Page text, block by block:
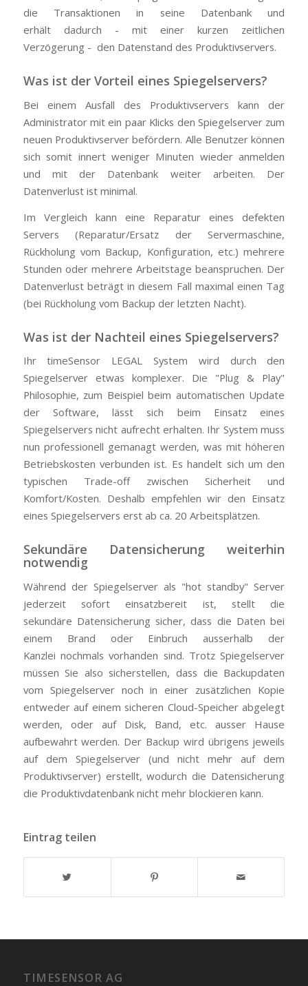
die Transaktionen in seine Datenbank und
erhält dadurch - mit einer kurzen zeitlichen
Verzögerung - den Datenstand des Produktivservers.
Was ist der Vorteil eines Spiegelservers?
Bei einem Ausfall des Produktivservers kann der
Administrator mit ein paar Klicks den Spiegelserver zum
neuen Produktivserver befördern. Alle Benutzer können
sich somit innert weniger Minuten wieder anmelden
und mit der Datenbank weiter arbeiten. Der
Datenverlust ist minimal.
Im Vergleich kann eine Reparatur eines defekten
Servers (Reparatur/Ersatz der Servermaschine,
Rückholung vom Backup, Konfiguration, etc.) mehrere
Stunden oder mehrere Arbeitstage beanspruchen. Der
Datenverlust beträgt in diesem Fall maximal einen Tag
(bei Rückholung vom Backup der letzten Nacht).
Was ist der Nachteil eines Spiegelservers?
Ihr timeSensor LEGAL System wird durch den
Spiegelserver etwas komplexer. Die "Plug & Play"
Philosophie, zum Beispiel beim automatischen Update
der Software, lässt sich beim Einsatz eines
Spiegelservers nicht aufrecht erhalten. Ihr System muss
nun professionell gemanagt werden, was mit höheren
Betriebskosten verbunden ist. Es handelt sich um den
typischen Trade-off zwischen Sicherheit und
Komfort/Kosten. Deshalb empfehlen wir den Einsatz
eines Spiegelservers erst ab ca. 20 Arbeitsplätzen.
Sekundäre Datensicherung weiterhin
notwendig
Während der Spiegelserver als "hot standby" Server
jederzeit sofort einsatzbereit ist, stellt die
sekundäre Datensicherung sicher, dass die Daten bei
einem Brand oder Einbruch ausserhalb der
Kanzlei nochmals vorhanden sind. Trotz Spiegelserver
müssen Sie also sicherstellen, dass die Backupdaten
vom Spiegelserver noch in einer zusätzlichen Kopie
entweder auf einem sicheren Cloud-Speicher abgelegt
werden, oder auf Disk, Band, etc. ausser Hause
aufbewahrt werden. Der Backup wird übrigens jeweils
auf dem Spiegelserver (und nicht mehr auf dem
Produktivserver) erstellt, wodurch die Datensicherung
die Produktivdatenbank nicht mehr blockieren kann.
Eintrag teilen
TIMESENSOR AG